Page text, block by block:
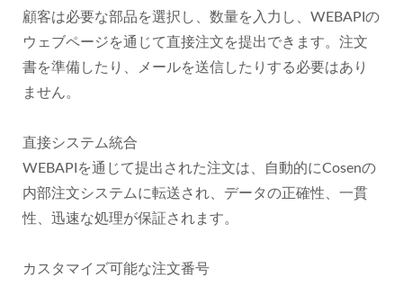
顧客は必要な部品を選択し、数量を入力し、WEBAPIの
ウェブページを通じて直接注文を提出できます。注文
書を準備したり、メールを送信したりする必要はあり
ません。
直接システム統合
WEBAPIを通じて提出された注文は、自動的にCosenの
内部注文システムに転送され、データの正確性、一貫
性、迅速な処理が保証されます。
カスタマイズ可能な注文番号